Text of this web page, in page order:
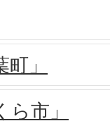
」
市」